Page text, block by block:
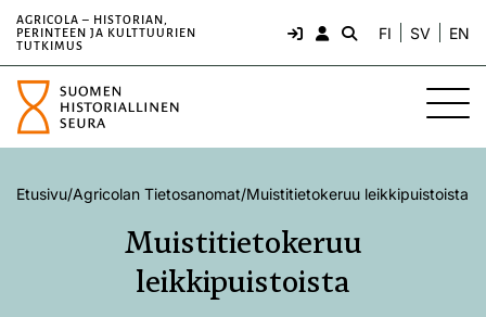
AGRICOLA – HISTORIAN,
PERINTEEN JA KULTTUURIEN
TUTKIMUS
FI SV EN
Etusivu/Agricolan Tietosanomat/Muistitietokeruu leikkipuistoista
Muistitietokeruu
leikkipuistoista